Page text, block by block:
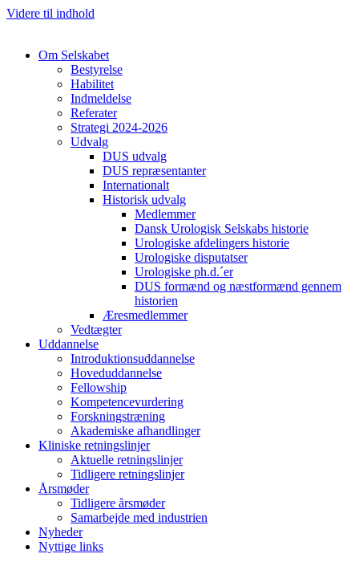
Videre til indhold
Om Selskabet
Bestyrelse
Habilitet
Indmeldelse
Referater
Strategi 2024-2026
Udvalg
DUS udvalg
DUS repræsentanter
Internationalt
Historisk udvalg
Medlemmer
Dansk Urologisk Selskabs historie
Urologiske afdelingers historie
Urologiske disputatser
Urologiske ph.d.´er
DUS formænd og næstformænd gennem
historien
Æresmedlemmer
Vedtægter
Uddannelse
Introduktionsuddannelse
Hoveduddannelse
Fellowship
Kompetencevurdering
Forskningstræning
Akademiske afhandlinger
Kliniske retningslinjer
Aktuelle retningslinjer
Tidligere retningslinjer
Årsmøder
Tidligere årsmøder
Samarbejde med industrien
Nyheder
Nyttige links